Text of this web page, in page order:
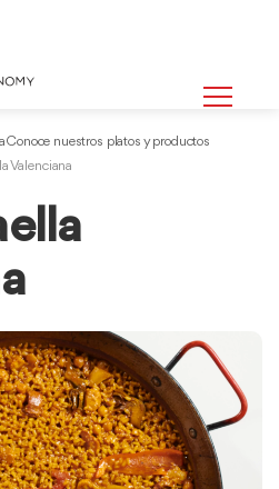
Conoce nuestros platos y productos
Valenciana